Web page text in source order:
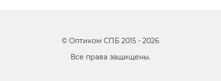
© Оптиком СПБ 2015 - 2026
Все права защищены.